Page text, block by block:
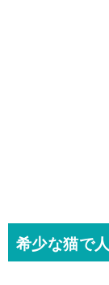
希少な猫で